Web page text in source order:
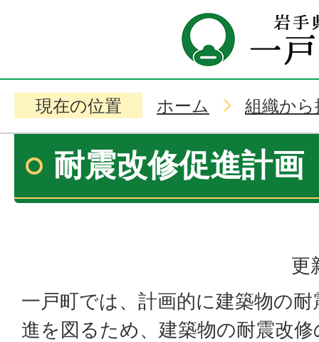
現在の位置 ホーム 組織か
耐震改修促進計画
更
一戸町では、計画的に建築物の
進を図るため、建築物の耐震改